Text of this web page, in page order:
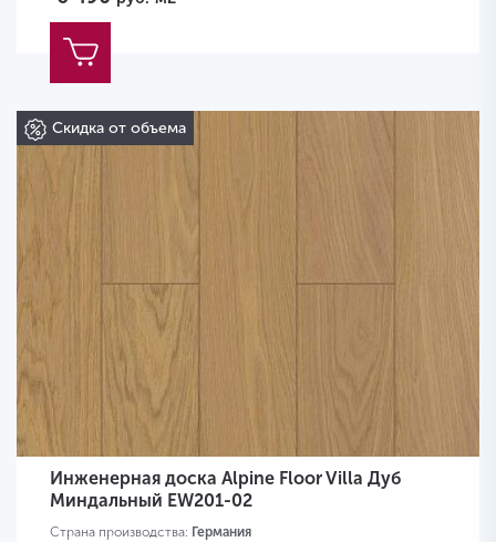
Скидка от объема
Инженерная доска Alpine Floor Villa Дуб
Миндальный EW201-02
Страна производства: Германия